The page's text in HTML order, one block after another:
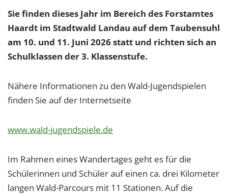
Sie finden dieses Jahr im Bereich des Forstamtes
Haardt im Stadtwald Landau auf dem Taubensuhl
am 10. und 11. Juni 2026 statt und richten sich an
Schulklassen der 3. Klassenstufe.
Nähere Informationen zu den Wald-Jugendspielen
finden Sie auf der Internetseite
www.wald-jugendspiele.de
Im Rahmen eines Wandertages geht es für die
Schülerinnen und Schüler auf einen ca. drei Kilometer
langen Wald-Parcours mit 11 Stationen. Auf die